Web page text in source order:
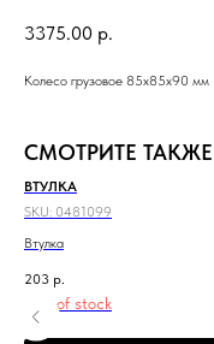
3375.00 р.
Колесо грузовое 85x85x90
СМОТРИТЕ ТАКЖЕ
ВТУЛКА
SKU: 0481099
Втулка
203 р.
Out of stock